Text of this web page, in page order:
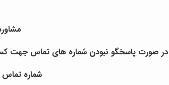
مشاوره و
در صورت پاسخگو نبودن شماره های تماس جهت
شماره تماس